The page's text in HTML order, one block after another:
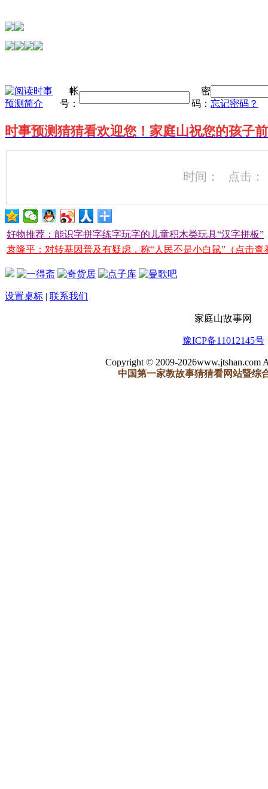
帐
号：
密
码： 忘记密码？
时事预测猜猜看欢迎您！家庭山祝您的孩子
时间： 点击：
好物推荐：能识字拼字练字玩字的儿童积木类玩具“汉字拼板”
袁隆平：对转基因普及有疑虑，称“人民不是小白鼠”（点击查
设置桌标 | 联系我们
家庭山故事网
豫ICP备11012145号
Copyright © 2009-2026www.jtshan.com
中国第一家教故事猜猜看网站暨综